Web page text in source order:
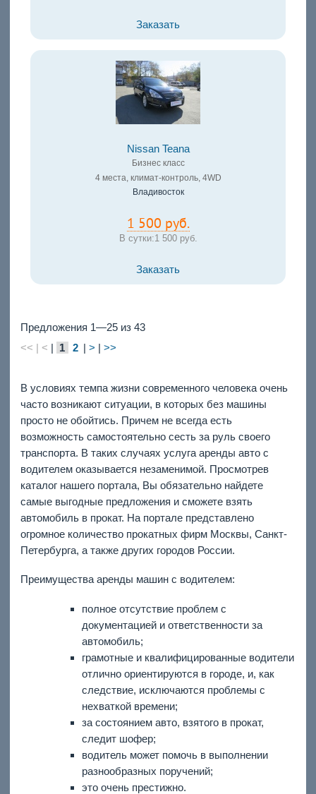
Заказать
Nissan Teana
Бизнес класс
4 места, климат-контроль, 4WD
Владивосток
1 500 руб.
В сутки:1 500 руб.
Заказать
Предложения 1—25 из 43
<< | < | 1 2 | > | >>
В условиях темпа жизни современного человека очень
часто возникают ситуации, в которых без машины
просто не обойтись. Причем не всегда есть
возможность самостоятельно сесть за руль своего
транспорта. В таких случаях услуга аренды авто с
водителем оказывается незаменимой. Просмотрев
каталог нашего портала, Вы обязательно найдете
самые выгодные предложения и сможете взять
автомобиль в прокат. На портале представлено
огромное количество прокатных фирм Москвы, Санкт-
Петербурга, а также других городов России.
Преимущества аренды машин с водителем:
полное отсутствие проблем с
документацией и ответственности за
автомобиль;
грамотные и квалифицированные водители
отлично ориентируются в городе, и, как
следствие, исключаются проблемы с
нехваткой времени;
за состоянием авто, взятого в прокат,
следит шофер;
водитель может помочь в выполнении
разнообразных поручений;
это очень престижно.